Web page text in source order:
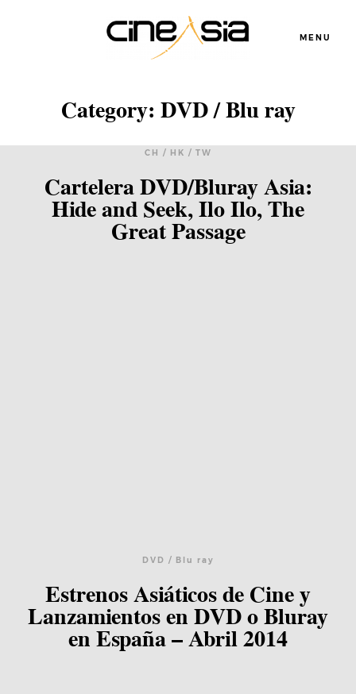
MENU
Category: DVD / Blu ray
CH / HK / TW
Cartelera DVD/Bluray Asia:
Hide and Seek, Ilo Ilo, The
Great Passage
DVD / Blu ray
Estrenos Asiáticos de Cine y
Lanzamientos en DVD o Bluray
en España – Abril 2014
©2026 COPYRIGHT FLOTHEMES